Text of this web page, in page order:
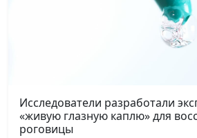
Исследователи разработали
«живую глазную каплю» для
роговицы